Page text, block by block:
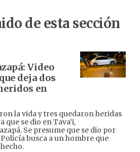
de esta sección
Video
deja dos
en
la vida y tres quedaron heridas
que se dio en Tava’i,
Se presume que se dio por
busca a un hombre que